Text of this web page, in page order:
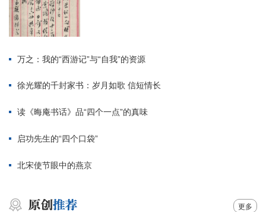
万之：我的“西游记”与“自我”的资源
徐光耀的千封家书：岁月如歌 信短情长
读《晦庵书话》品“四个一点”的真味
启功先生的“四个口袋”
北宋使节眼中的燕京
更多